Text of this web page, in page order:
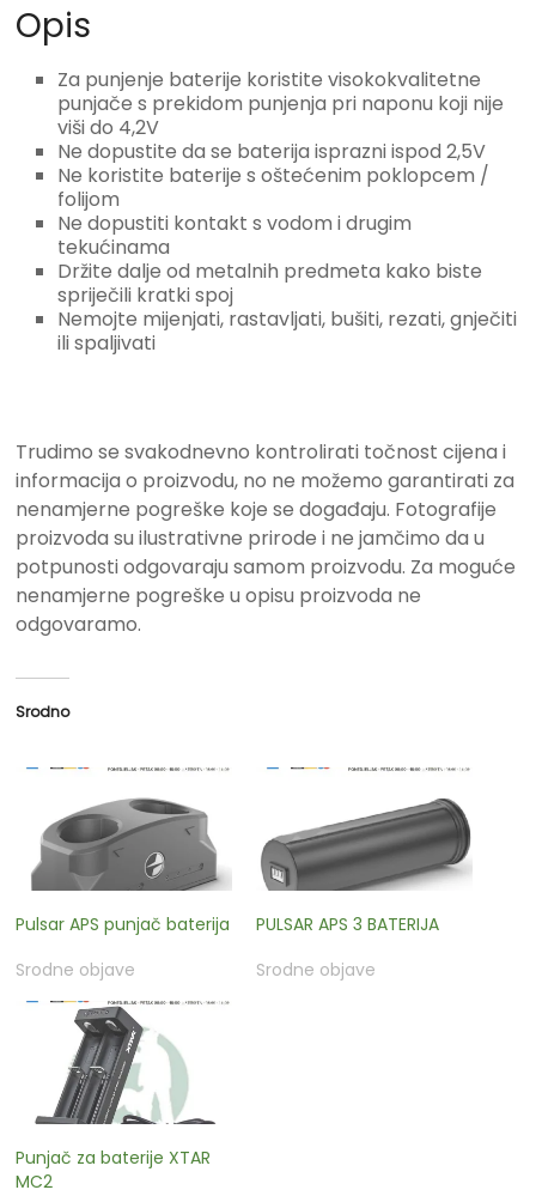
Opis
Za punjenje baterije koristite visokokvalitetne
punjače s prekidom punjenja pri naponu koji nije
viši do 4,2V
Ne dopustite da se baterija isprazni ispod 2,5V
Ne koristite baterije s oštećenim poklopcem /
folijom
Ne dopustiti kontakt s vodom i drugim
tekućinama
Držite dalje od metalnih predmeta kako biste
spriječili kratki spoj
Nemojte mijenjati, rastavljati, bušiti, rezati, gnječiti
ili spaljivati
Trudimo se svakodnevno kontrolirati točnost cijena i
informacija o proizvodu, no ne možemo garantirati za
nenamjerne pogreške koje se događaju. Fotografije
proizvoda su ilustrativne prirode i ne jamčimo da u
potpunosti odgovaraju samom proizvodu. Za moguće
nenamjerne pogreške u opisu proizvoda ne
odgovaramo.
Srodno
Pulsar APS punjač baterija
Srodne objave
PULSAR APS 3 BATERIJA
Srodne objave
Punjač za baterije XTAR
MC2